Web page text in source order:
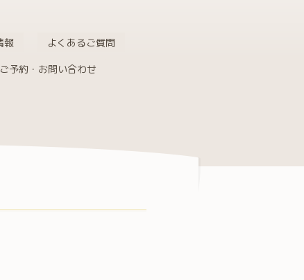
報
よくあるご質問
ご予約・お問い合わせ